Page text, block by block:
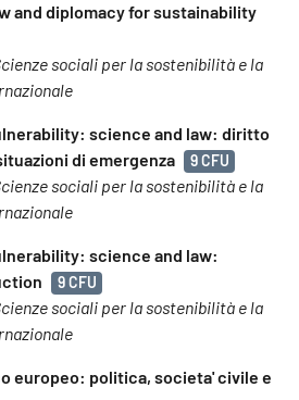
and diplomacy for sustainability
sociali per la sostenibilità e la
science and law: diritto
di emergenza
9 CFU
sociali per la sostenibilità e la
science and law:
9 CFU
sociali per la sostenibilità e la
europeo: politica, societa' civile e